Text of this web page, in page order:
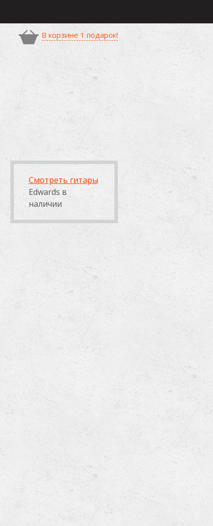
В корзине 1 подарок!
Смотреть гитары
Edwards в
наличии